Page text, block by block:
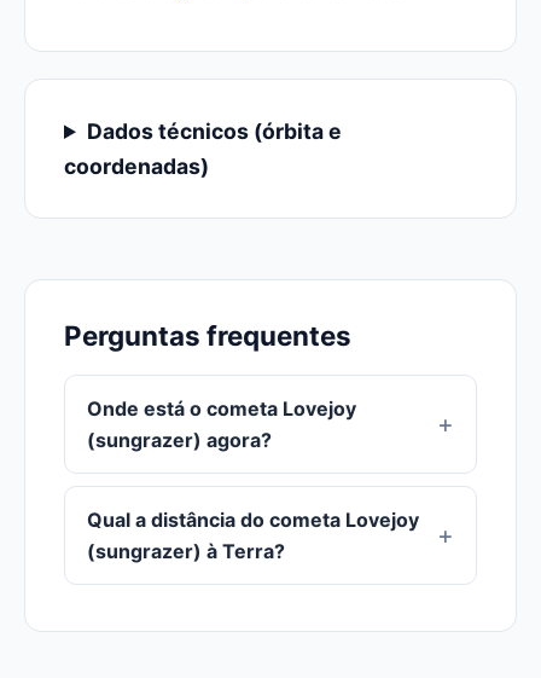
Dados técnicos (órbita e
coordenadas)
Perguntas frequentes
Onde está o cometa Lovejoy
(sungrazer) agora?
Qual a distância do cometa Lovejoy
(sungrazer) à Terra?